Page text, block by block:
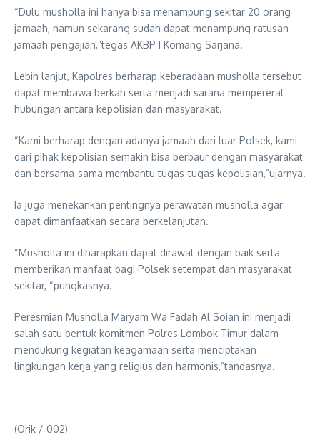
“Dulu musholla ini hanya bisa menampung sekitar 20 orang
jamaah, namun sekarang sudah dapat menampung ratusan
jamaah pengajian,”tegas AKBP I Komang Sarjana.
Lebih lanjut, Kapolres berharap keberadaan musholla tersebut
dapat membawa berkah serta menjadi sarana mempererat
hubungan antara kepolisian dan masyarakat.
“Kami berharap dengan adanya jamaah dari luar Polsek, kami
dari pihak kepolisian semakin bisa berbaur dengan masyarakat
dan bersama-sama membantu tugas-tugas kepolisian,”ujarnya.
Ia juga menekankan pentingnya perawatan musholla agar
dapat dimanfaatkan secara berkelanjutan.
“Musholla ini diharapkan dapat dirawat dengan baik serta
memberikan manfaat bagi Polsek setempat dan masyarakat
sekitar, “pungkasnya.
Peresmian Musholla Maryam Wa Fadah Al Soian ini menjadi
salah satu bentuk komitmen Polres Lombok Timur dalam
mendukung kegiatan keagamaan serta menciptakan
lingkungan kerja yang religius dan harmonis,”tandasnya.
(Orik / 002)